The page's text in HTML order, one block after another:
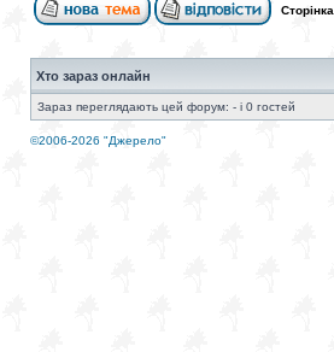
Сторінка
Хто зараз онлайн
Зараз переглядають цей форум: - і 0 гостей
©2006-2026 "Джерело"